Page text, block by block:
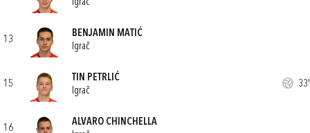
Igrač
13
BENJAMIN MATIĆ
Igrač
15
TIN PETRLIĆ
Igrač
33'
16
ALVARO CHINCHELLA